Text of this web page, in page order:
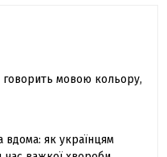
говорить мовою кольору,
вдома: як українцям